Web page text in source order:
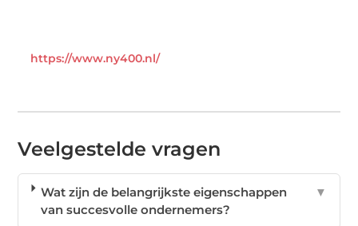
https://www.ny400.nl/
Veelgestelde vragen
Wat zijn de belangrijkste eigenschappen
van succesvolle ondernemers?
▼